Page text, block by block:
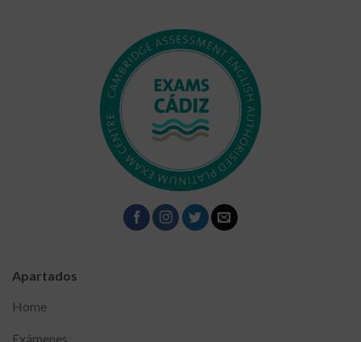
Apartados
Home
Exámenes